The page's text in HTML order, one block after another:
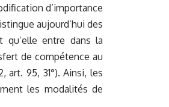
d’importance
aujourd’hui des
entre dans la
de compétence au
art. 95, 31°). Ainsi, les
les modalités de